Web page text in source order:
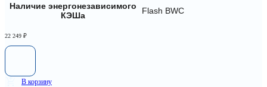
Наличие энергонезависимого
КЭШа
Flash BWC
22 249 ₽
В корзину